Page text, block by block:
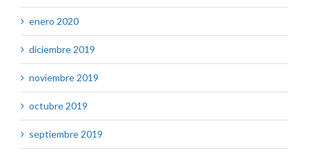
enero 2020
diciembre 2019
noviembre 2019
octubre 2019
septiembre 2019